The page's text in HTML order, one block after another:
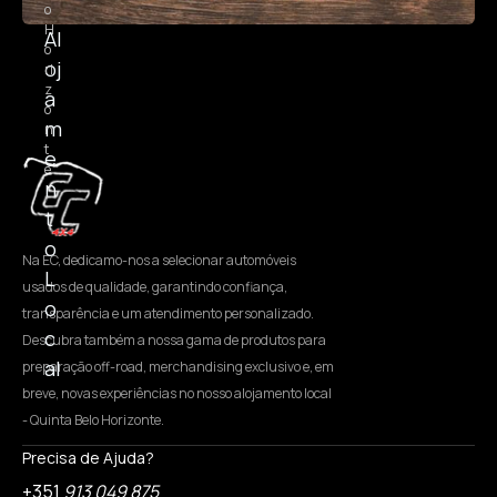
Al
oj
a
m
e
n
t
o
L
o
c
al
o
H
o
ri
z
o
n
t
e
Na EC, dedicamo-nos a selecionar automóveis
usados de qualidade, garantindo confiança,
transparência e um atendimento personalizado.
Descubra também a nossa gama de produtos para
preparação off-road, merchandising exclusivo e, em
breve, novas experiências no nosso alojamento local
- Quinta Belo Horizonte.
Precisa de Ajuda?
+351 913 049 875